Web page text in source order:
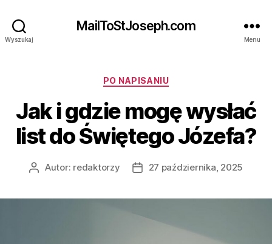
Wyszukaj
MailToStJoseph.com
Menu
Kategorie
PO NAPISANIU
Jak i gdzie mogę wysłać
list do Świętego Józefa?
AutorAutor: redaktorzy
Data27 października, 2025